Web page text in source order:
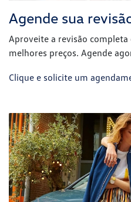
Agende sua
Aproveite a revisão completa
melhores preços. Agende
Clique e solicite um